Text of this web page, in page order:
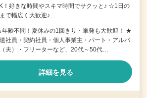
！好きな時間やスキマ時間でサクッと♪ ☆1日の
で幅広く大歓迎♪…
年齢不問！夏休みの1回きり・単発も大歓迎！ ★
社員・契約社員・個人事業主・パート・アルバ
夫）・フリーターなど、20代～50代…
詳細を見る